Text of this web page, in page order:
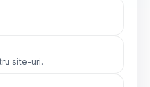
site-uri.